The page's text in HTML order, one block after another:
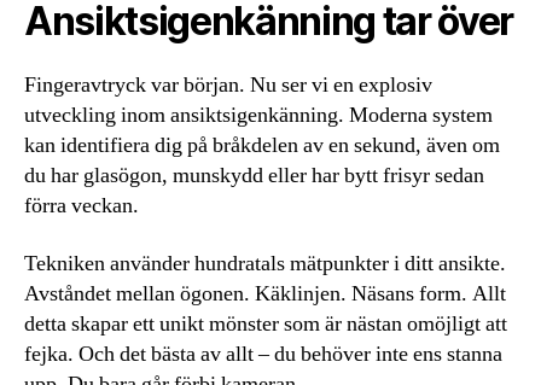
Ansiktsigenkänning tar över
Fingeravtryck var början. Nu ser vi en explosiv
utveckling inom ansiktsigenkänning. Moderna system
kan identifiera dig på bråkdelen av en sekund, även om
du har glasögon, munskydd eller har bytt frisyr sedan
förra veckan.
Tekniken använder hundratals mätpunkter i ditt ansikte.
Avståndet mellan ögonen. Käklinjen. Näsans form. Allt
detta skapar ett unikt mönster som är nästan omöjligt att
fejka. Och det bästa av allt – du behöver inte ens stanna